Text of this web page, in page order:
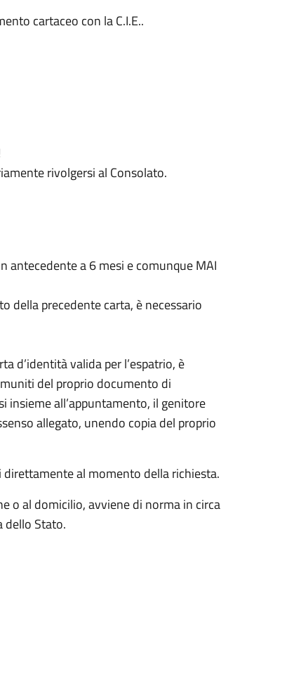
cartaceo con la C.I.E..
rivolgersi al Consolato.
antecedente a 6 mesi e comunque MAI
della precedente carta, è necessario
d’identità valida per l’espatrio, è
del proprio documento di
insieme all’appuntamento, il genitore
allegato, unendo copia del proprio
direttamente al momento della richiesta.
o al domicilio, avviene di norma in circa
dello Stato.